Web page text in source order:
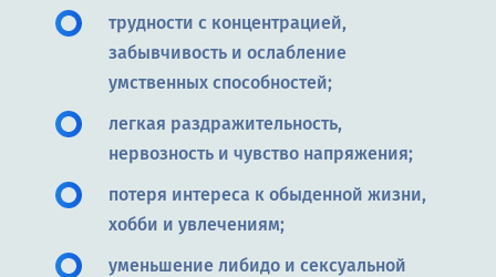
трудности с концентрацией,
забывчивость и ослабление
умственных способностей;
легкая раздражительность,
нервозность и чувство напряжения;
потеря интереса к обыденной жизни,
хобби и увлечениям;
уменьшение либидо и сексуальной